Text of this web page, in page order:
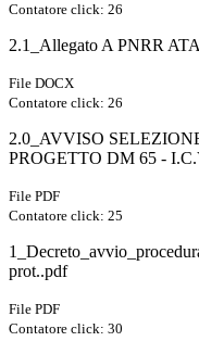
Contatore click: 26
2.1_Allegato A PNRR
File DOCX
Contatore click: 26
2.0_AVVISO
PROGETTO DM 65 -
File PDF
Contatore click: 25
prot..pdf
File PDF
Contatore click: 30